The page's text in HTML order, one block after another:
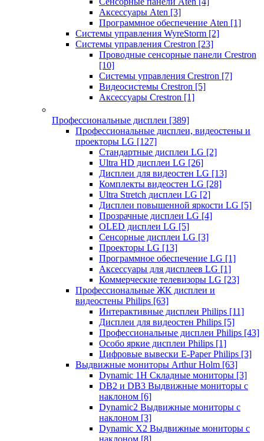
Аксессуары Aten [3]
Программное обеспечение Aten [1]
Системы управления WyreStorm [2]
Системы управления Crestron [23]
Проводные сенсорные панели Crestron
[10]
Системы управления Crestron [7]
Видеосистемы Crestron [5]
Аксессуары Crestron [1]
Профессиональные дисплеи [389]
Профессиональные дисплеи, видеостены и
проекторы LG [127]
Стандартные дисплеи LG [2]
Ultra HD дисплеи LG [26]
Дисплеи для видеостен LG [13]
Комплекты видеостен LG [28]
Ultra Stretch дисплеи LG [2]
Дисплеи повышенной яркости LG [5]
Прозрачные дисплеи LG [4]
OLED дисплеи LG [5]
Сенсорные дисплеи LG [3]
Проекторы LG [13]
Программное обеспечение LG [1]
Аксессуары для дисплеев LG [1]
Коммерческие телевизоры LG [23]
Профессиональные ЖК дисплеи и
видеостены Philips [63]
Интерактивные дисплеи Philips [11]
Дисплеи для видеостен Philips [5]
Профессиональные дисплеи Philips [43]
Особо яркие дисплеи Philips [1]
Цифровые вывески E-Paper Philips [3]
Выдвижные мониторы Arthur Holm [63]
Dynamic 1Н Складные мониторы [3]
DB2 и DB3 Выдвижные мониторы с
наклоном [6]
Dynamic2 Выдвижные мониторы с
наклоном [3]
Dynamic X2 Выдвижные мониторы с
наклоном [8]